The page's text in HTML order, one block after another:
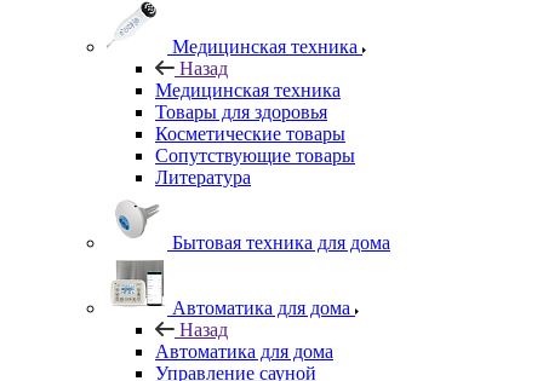
Медицинская техника
Назад
Медицинская техника
Товары для здоровья
Косметические товары
Сопутствующие товары
Литература
Бытовая техника для дома
Автоматика для дома
Назад
Автоматика для дома
Управление сауной